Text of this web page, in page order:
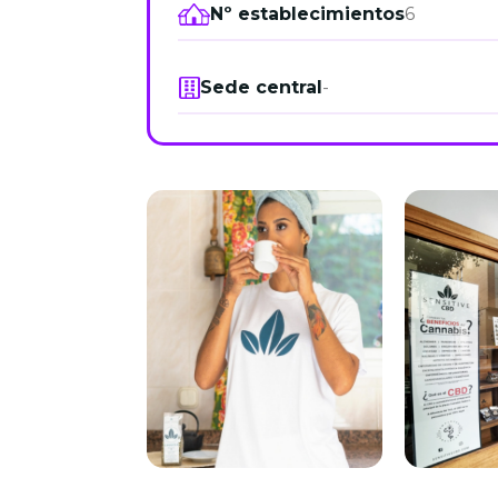
Nº establecimientos6
Sede central-